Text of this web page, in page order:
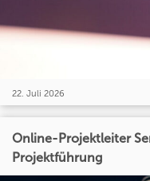
22. Juli 2026
Online-Projektleiter
Projektführung